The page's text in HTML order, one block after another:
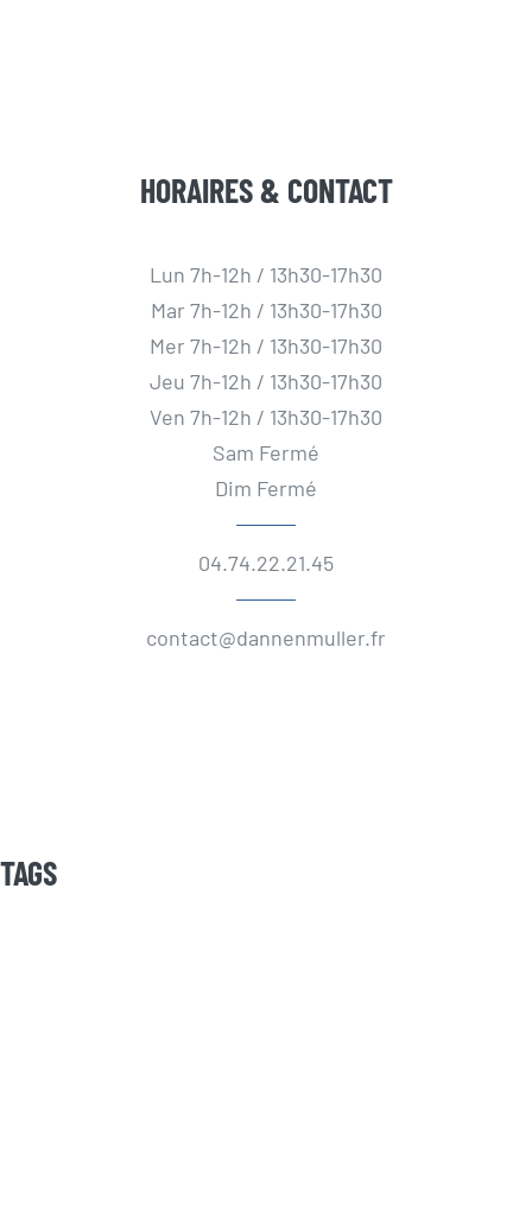
HORAIRES & CONTACT
Lun 7h-12h / 13h30-17h30
Mar 7h-12h / 13h30-17h30
Mer 7h-12h / 13h30-17h30
Jeu 7h-12h / 13h30-17h30
Ven 7h-12h / 13h30-17h30
Sam Fermé
Dim Fermé
04.74.22.21.45
contact@dannenmuller.fr
TAGS